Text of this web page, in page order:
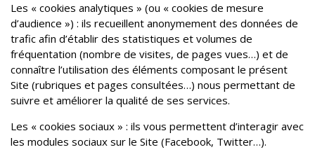
Les « cookies analytiques » (ou « cookies de mesure
d’audience ») : ils recueillent anonymement des données de
trafic afin d’établir des statistiques et volumes de
fréquentation (nombre de visites, de pages vues…) et de
connaître l’utilisation des éléments composant le présent
Site (rubriques et pages consultées…) nous permettant de
suivre et améliorer la qualité de ses services.
Les « cookies sociaux » : ils vous permettent d’interagir avec
les modules sociaux sur le Site (Facebook, Twitter…).